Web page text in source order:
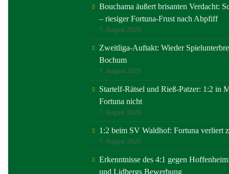
Bouchama äußert brisanten Verdacht:
– riesiger Fortuna-Frust nach Abpfiff
7. August 2026
Zweitliga-Auftakt: Wieder
Bochum
7. August 2026
Startelf-Rätsel und Rieß-Patzer: 1:2 in
Fortuna nicht
7. August 2026
1:2 beim SV Waldhof: Fortuna verliert
7. August 2026
Erkenntnisse des 4:1 gegen
und Lidbergs Bewerbung